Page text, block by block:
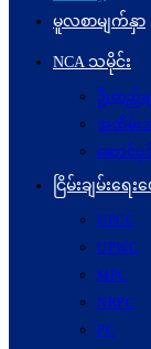
မူလစာမျက်နှာ
NCA သမိုင်း
ဦးတည်
အထိမ်း
ဆောင်ပုဒ်
ငြိမ်းချမ်းရေး
UPCC
UPWC
MPC
NRPC
PC